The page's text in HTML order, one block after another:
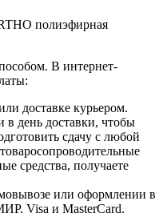
полиэфирная
В интернет-
доставке курьером.
в день доставки, чтобы
сдачу с любой
средства, получаете
или оформлении в
Visa и MasterCard.